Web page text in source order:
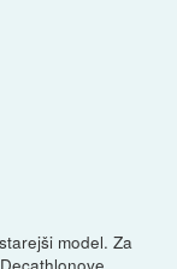
model. Za